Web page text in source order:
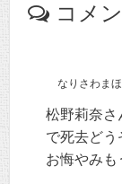
コメ
なりさわまほ
松野莉奈さ
で死去どう
お悔やみも